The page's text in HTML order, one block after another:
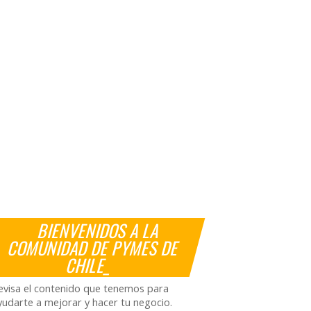
BIENVENIDOS A LA
COMUNIDAD DE PYMES DE
CHILE_
el contenido que tenemos para
a mejorar y hacer tu negocio.